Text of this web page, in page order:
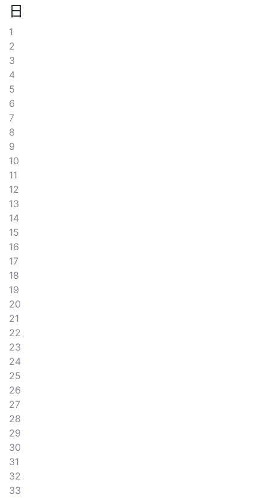
日
1
2
3
4
5
6
7
8
9
10
11
12
13
14
15
16
17
18
19
20
21
22
23
24
25
26
27
28
29
30
31
32
33